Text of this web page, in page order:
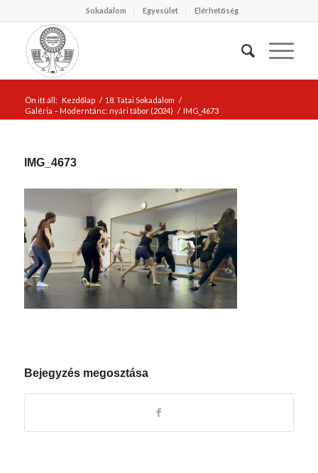
Sokadalom Egyesület Elérhetőség
Ön itt áll: Kezdőlap / 18. Tatai Sokadalom /
Galéria – Moderntánc: nyári tábor (2024) / IMG_4673
IMG_4673
Bejegyzés megosztása